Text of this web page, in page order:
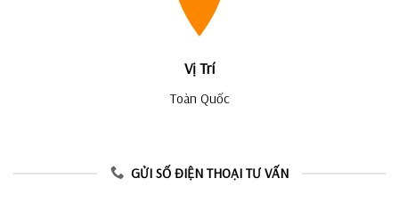
Vị Trí
Toàn Quốc
GỬI SỐ ĐIỆN THOẠI TƯ VẤN